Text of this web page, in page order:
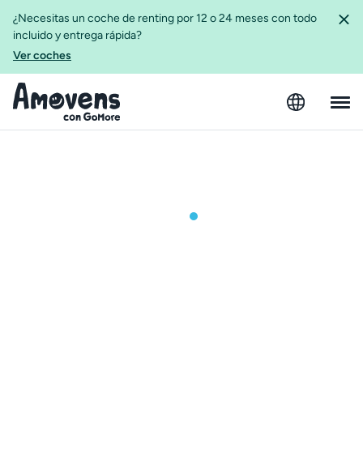
¿Necesitas un coche de renting por 12 o 24 meses con todo
incluido y entrega rápida?
Ver coches